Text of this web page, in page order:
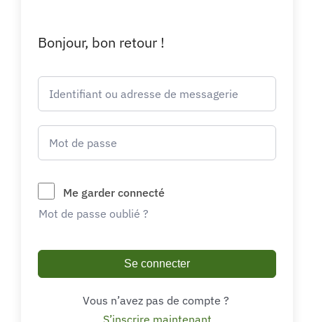
Bonjour, bon retour !
Me garder connecté
Mot de passe oublié ?
Se connecter
Vous n’avez pas de compte ?